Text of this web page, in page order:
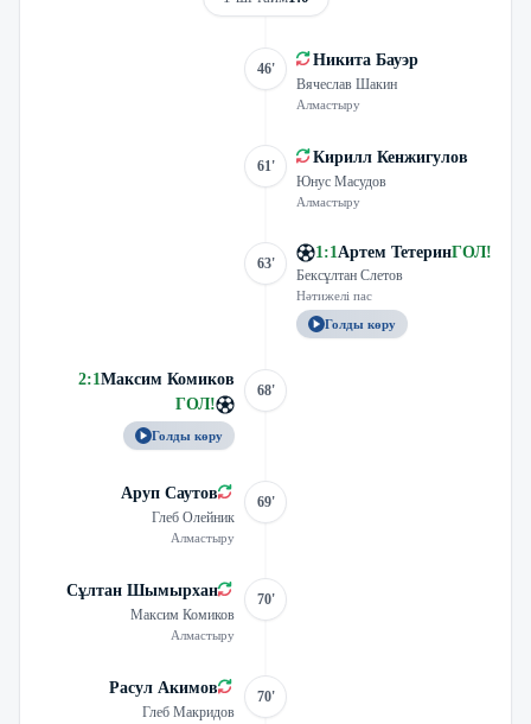
46' Никита Бауэр
Вячеслав Шакин
Алмастыру
61' Кирилл Кенжигулов
Юнус Масудов
Алмастыру
63'
1:1Артем ТетеринГОЛ!
Бексұлтан Слетов
Нәтижелі пас
Голды көру
2:1Максим Комиков
ГОЛ!
Голды көру
68'
Аруп Саутов
Глеб Олейник
Алмастыру
69'
Сұлтан Шымырхан
Максим Комиков
Алмастыру
70'
Расул Акимов
Глеб Макридов
70'